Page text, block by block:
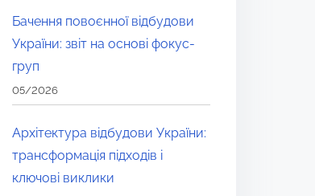
Бачення повоєнної відбудови
України: звіт на основі фокус-
груп
05/2026
Архітектура відбудови України:
трансформація підходів і
ключові виклики